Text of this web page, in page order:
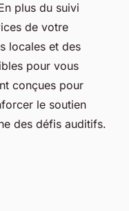
plus du suivi
de votre
locales et des
pour vous
conçues pour
le soutien
des défis auditifs.